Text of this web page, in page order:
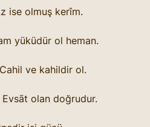
ise olmuş kerîm.
yüküdür ol heman.
ve kahildir ol.
olan doğrudur.